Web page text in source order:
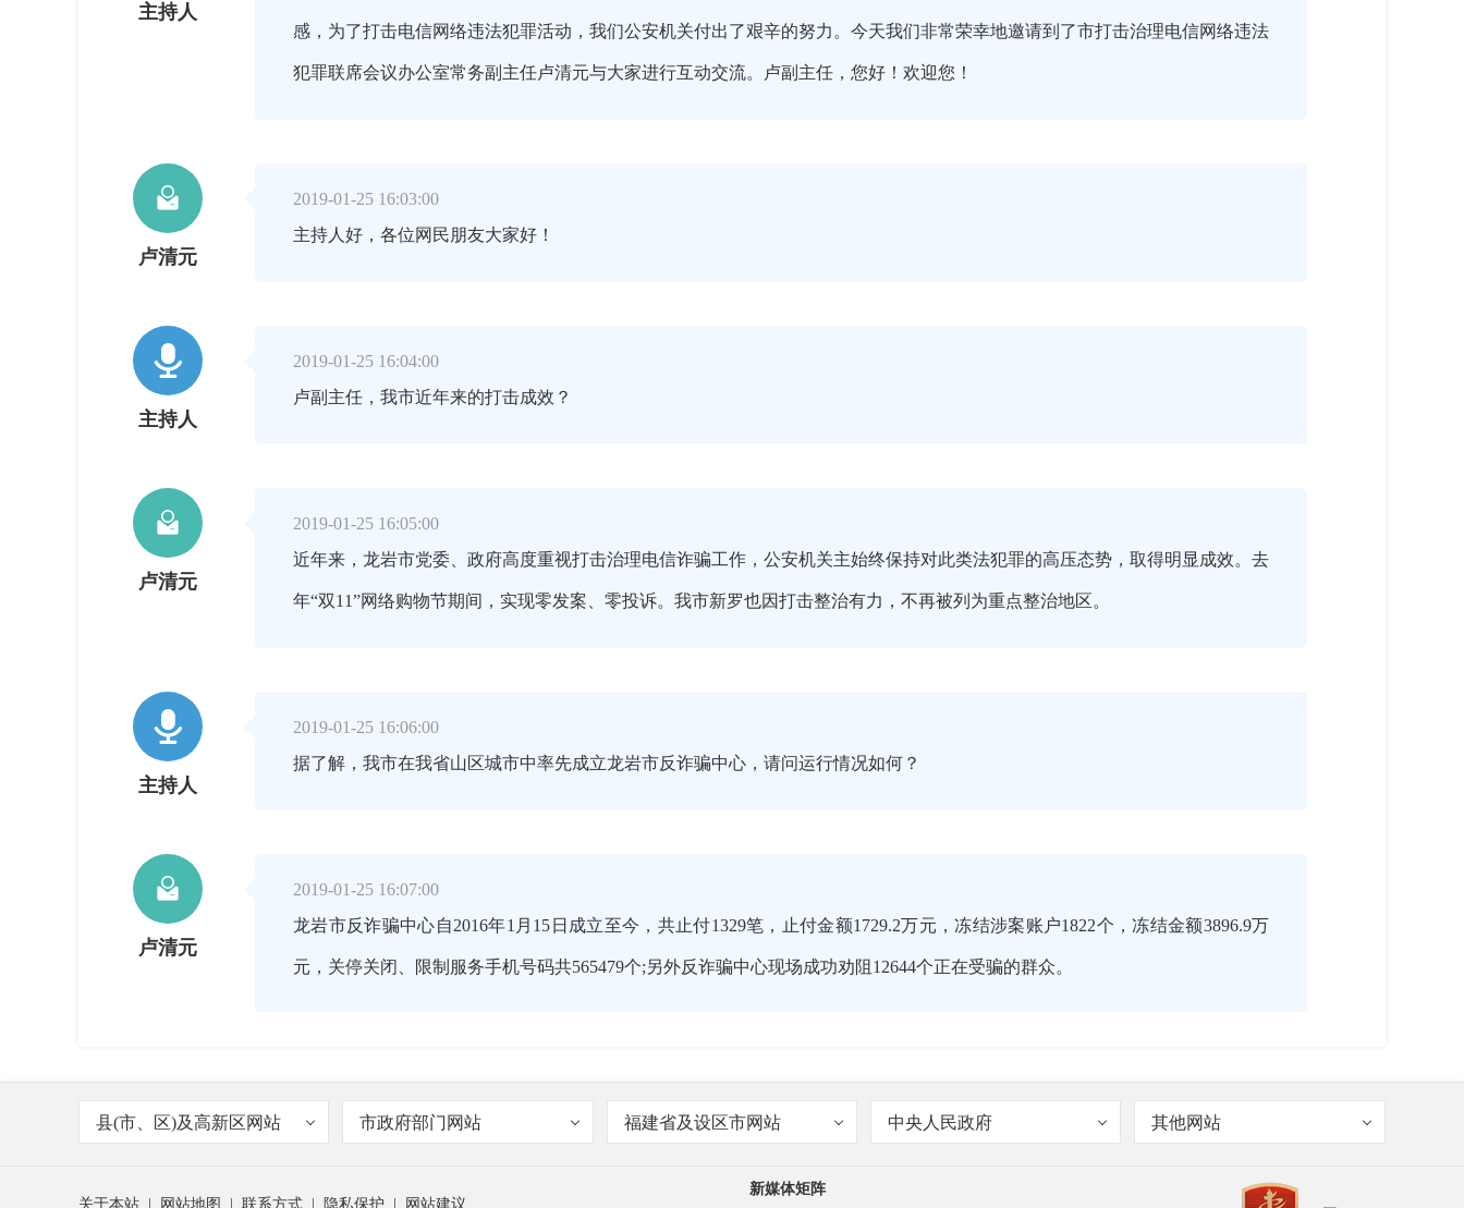
主持人
感，为了打击电信网络违法犯罪活动，我们公安机关付出了艰辛的努力。今天我们非常荣幸地邀请到了市打击治理电信网络违法
犯罪联席会议办公室常务副主任卢清元与大家进行互动交流。卢副主任，您好！欢迎您！

卢清元
2019-01-25 16:03:00
主持人好，各位网民朋友大家好！

主持人
2019-01-25 16:04:00
卢副主任，我市近年来的打击成效？

卢清元
2019-01-25 16:05:00
近年来，龙岩市党委、政府高度重视打击治理电信诈骗工作，公安机关主始终保持对此类法犯罪的高压态势，取得明显成效。去
年“双11”网络购物节期间，实现零发案、零投诉。我市新罗也因打击整治有力，不再被列为重点整治地区。

主持人
2019-01-25 16:06:00
据了解，我市在我省山区城市中率先成立龙岩市反诈骗中心，请问运行情况如何？

卢清元
2019-01-25 16:07:00
龙岩市反诈骗中心自2016年1月15日成立至今，共止付1329笔，止付金额1729.2万元，冻结涉案账户1822个，冻结金额3896.9万
元，关停关闭、限制服务手机号码共565479个;另外反诈骗中心现场成功劝阻12644个正在受骗的群众。

我们老百姓比较常见的诈骗类型有哪些，需要如何防范呢？
县(市、区)及高新区网站 市政府部门网站 福建省及设区市网站 中央人民政府 其他网站
关于本站 网站地图 联系方式 隐私保护 网站建议
新媒体矩阵